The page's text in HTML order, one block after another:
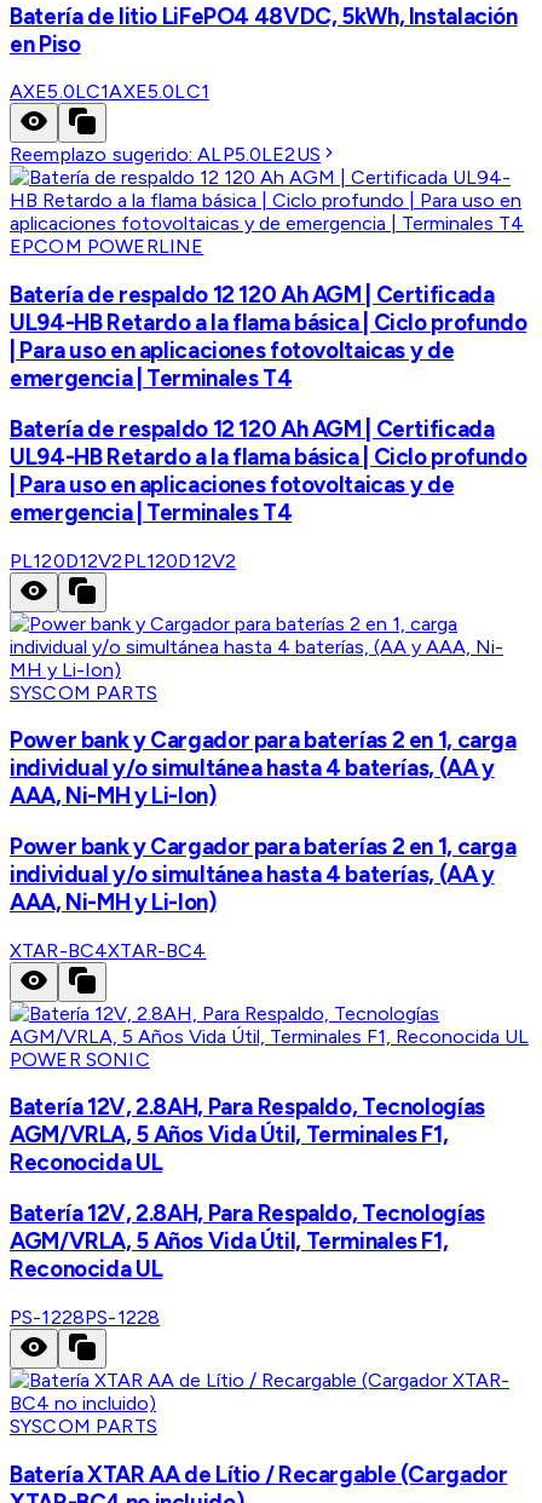
Batería de litio LiFePO4 48VDC, 5kWh, Instalación
en Piso
AXE5.0LC1AXE5.0LC1
Reemplazo sugerido:ALP5.0LE2US
EPCOM POWERLINE
Batería de respaldo 12 120 Ah AGM | Certificada
UL94-HB Retardo a la flama básica | Ciclo profundo
| Para uso en aplicaciones fotovoltaicas y de
emergencia | Terminales T4
Batería de respaldo 12 120 Ah AGM | Certificada
UL94-HB Retardo a la flama básica | Ciclo profundo
| Para uso en aplicaciones fotovoltaicas y de
emergencia | Terminales T4
PL120D12V2PL120D12V2
SYSCOM PARTS
Power bank y Cargador para baterías 2 en 1, carga
individual y/o simultánea hasta 4 baterías, (AA y
AAA, Ni-MH y Li-Ion)
Power bank y Cargador para baterías 2 en 1, carga
individual y/o simultánea hasta 4 baterías, (AA y
AAA, Ni-MH y Li-Ion)
XTAR-BC4XTAR-BC4
POWER SONIC
Batería 12V, 2.8AH, Para Respaldo, Tecnologías
AGM/VRLA, 5 Años Vida Útil, Terminales F1,
Reconocida UL
Batería 12V, 2.8AH, Para Respaldo, Tecnologías
AGM/VRLA, 5 Años Vida Útil, Terminales F1,
Reconocida UL
PS-1228PS-1228
SYSCOM PARTS
Batería XTAR AA de Lítio / Recargable (Cargador